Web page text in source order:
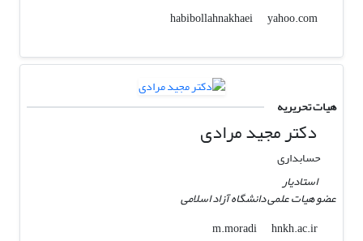
habibollahnakhaei
yahoo.com
هیات تحریریه
دکتر مجید مرادی
حسابداری
استادیار
عضو هیات علمی دانشگاه آزاد اسلامی
m.moradi
hnkh.ac.ir